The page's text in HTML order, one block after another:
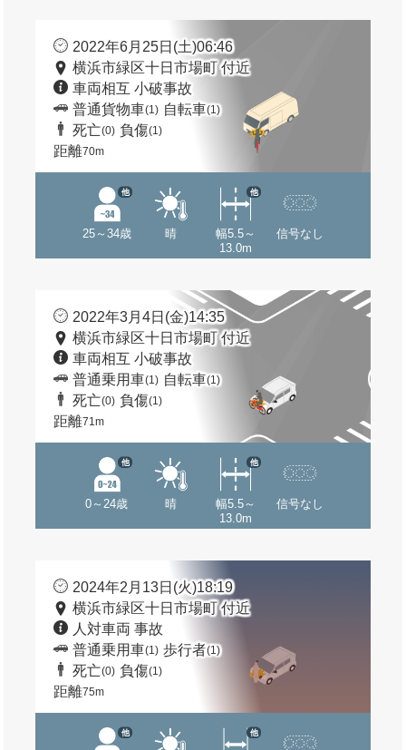
2022年6月25日(土)06:46
横浜市緑区十日市場町 付近
車両相互 小破事故
普通貨物車(1) 自転車(1)
死亡(0) 負傷(1)
距離70m
25～34歳
他
晴
幅5.5～
13.0m
他
信号なし
2022年3月4日(金)14:35
横浜市緑区十日市場町 付近
車両相互 小破事故
普通乗用車(1) 自転車(1)
死亡(0) 負傷(1)
距離71m
0～24歳
他
晴
幅5.5～
13.0m
他
信号なし
2024年2月13日(火)18:19
横浜市緑区十日市場町 付近
人対車両 事故
普通乗用車(1) 歩行者(1)
死亡(0) 負傷(1)
距離75m
他 他